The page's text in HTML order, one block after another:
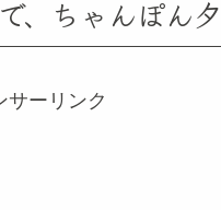
、ちゃんぽん
サーリンク